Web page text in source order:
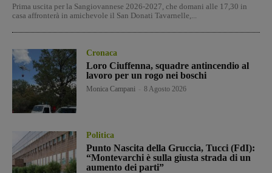
Prima uscita per la Sangiovannese 2026-2027, che domani alle 17,30 in
casa affronterà in amichevole il San Donati Tavarnelle,...
Cronaca
Loro Ciuffenna, squadre antincendio al
lavoro per un rogo nei boschi
Monica Campani 8 Agosto 2026
Politica
Punto Nascita della Gruccia, Tucci (FdI):
“Montevarchi è sulla giusta strada di un
aumento dei parti”